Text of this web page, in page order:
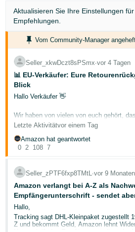
Deutsch
CN
English
- DE
中
文
-
Türk
- TR
- DE
Español
- ES
Français
Anmelden
Aktualisieren Sie Ihre Einstellungen
Empfehlungen.
Vom Community-Manager
Seller_xkwDczt8sPSmx∙vor 4 Tagen
📊 EU-Verkäufer: Eure
Blick
Hallo Verkäufer 👋
Wir haben von vielen von euch gehört,
den Überblick über eure retournierte
viel Wert ihr daraus zurückgewinnt.
ohne eine einzige Gesamtübersicht zu
allen FBA-Verkäufern in Großbritannien,
Italien und Spanien zur Verfügung.
🔍 Was euch erwartet
Ein Dashboard, das alle eure
zusammenführt:
📈 Netto-Rückgewinnungsrate —
Letzte Aktivitätvor einem Tag
Amazon hat geantwortet
0 2 108 7
Seller_zPTF6fxp8TMtL ∙vor 9 Monaten
Amazon verlangt bei A-Z als
Empfängerunterschrift - sendet
Unterschrift raus !
Hallo,
Tracking sagt DHL-Kleinpaket zugestellt
Z und bekommt Geld, Amazon lehnt